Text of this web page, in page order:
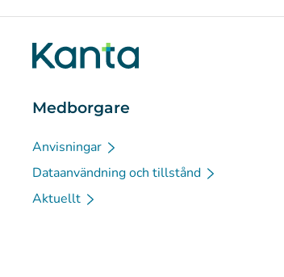
Medborgare
Anvisningar
Dataanvändning och tillstånd
Aktuellt